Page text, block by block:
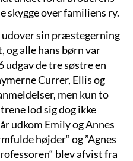
skygge over familiens ry.
sin præstegerning
alle hans børn var
udgav de tre søstre en
Currer, Ellis og
men kun to
lod sig dog ikke
udkom Emily og Annes
højder“ og ”Agnes
blev afvist fra